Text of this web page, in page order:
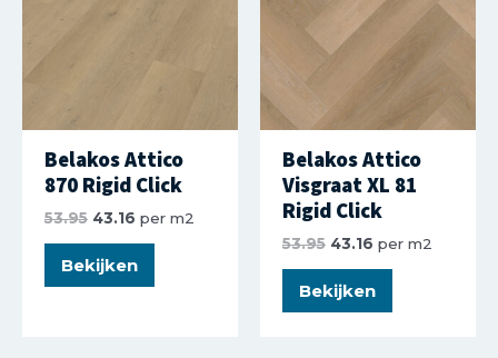
Belakos Attico
870 Rigid Click
53.95 43.16 per m2
Bekijken
Belakos Attico
Visgraat XL 81
Rigid Click
53.95 43.16 per m2
Bekijken